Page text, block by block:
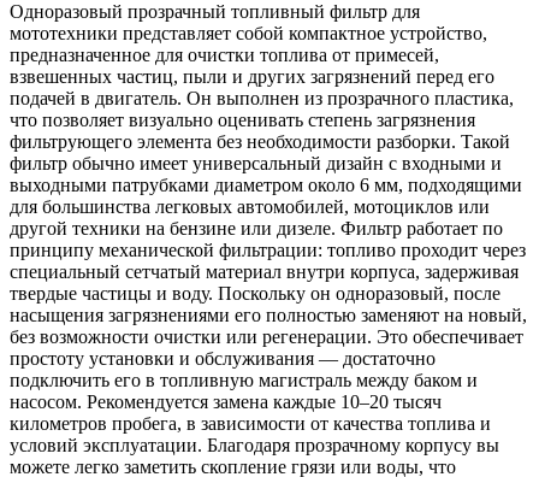
Одноразовый прозрачный топливный фильтр для
мототехники представляет собой компактное устройство,
предназначенное для очистки топлива от примесей,
взвешенных частиц, пыли и других загрязнений перед его
подачей в двигатель. Он выполнен из прозрачного пластика,
что позволяет визуально оценивать степень загрязнения
фильтрующего элемента без необходимости разборки. Такой
фильтр обычно имеет универсальный дизайн с входными и
выходными патрубками диаметром около 6 мм, подходящими
для большинства легковых автомобилей, мотоциклов или
другой техники на бензине или дизеле. Фильтр работает по
принципу механической фильтрации: топливо проходит через
специальный сетчатый материал внутри корпуса, задерживая
твердые частицы и воду. Поскольку он одноразовый, после
насыщения загрязнениями его полностью заменяют на новый,
без возможности очистки или регенерации. Это обеспечивает
простоту установки и обслуживания — достаточно
подключить его в топливную магистраль между баком и
насосом. Рекомендуется замена каждые 10–20 тысяч
километров пробега, в зависимости от качества топлива и
условий эксплуатации. Благодаря прозрачному корпусу вы
можете легко заметить скопление грязи или воды, что